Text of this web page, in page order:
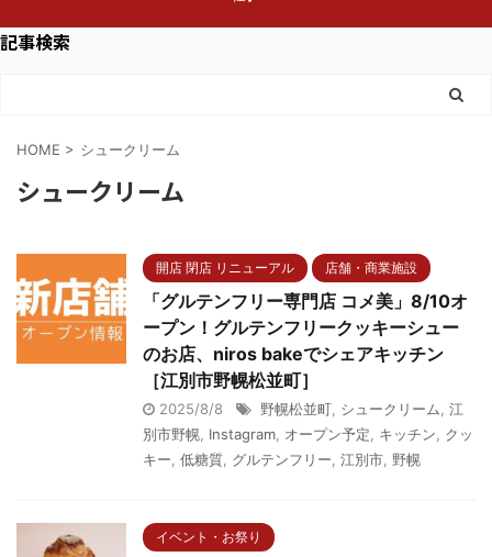
記事検索
HOME > シュークリーム
シュークリーム
開店 閉店 リニューアル 店舗・商業施設
「グルテンフリー専門店 コメ美」8/10オ
ープン！グルテンフリークッキーシュー
のお店、niros bakeでシェアキッチン
［江別市野幌松並町］
2025/8/8 野幌松並町, シュークリーム, 江
別市野幌, Instagram, オープン予定, キッチン, クッ
キー, 低糖質, グルテンフリー, 江別市, 野幌
イベント・お祭り